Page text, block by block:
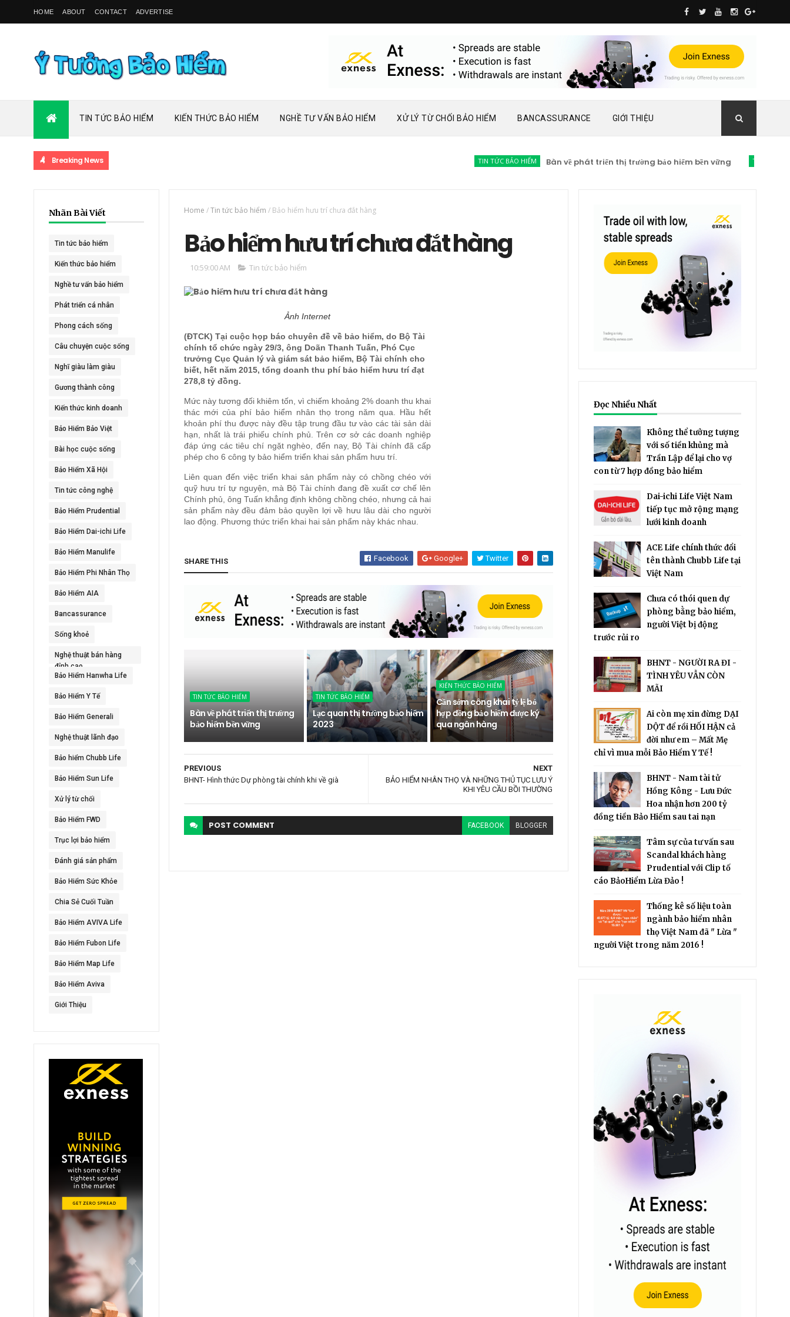
HOME ABOUT CONTACT ADVERTISE
TIN TỨC BẢO HIỂM KIẾN THỨC BẢO HIỂM NGHỀ TƯ VẤN BẢO HIỂM XỬ LÝ TỪ CHỐI BẢO HIỂM BANCASSURANCE GIỚI THIỆU
Breaking News TIN TỨC BẢO HIỂM Bàn về phát triển thị trường bảo hiểm bền vững TIN TỨC BẢO
Nhãn Bài Viết
Tin tức bảo hiểm
Kiến thức bảo hiểm
Nghề tư vấn bảo hiểm
Phát triển cá nhân
Phong cách sống
Câu chuyện cuộc sống
Nghĩ giàu làm giàu
Gương thành công
Kiến thức kinh doanh
Bảo Hiểm Bảo Việt
Bài học cuộc sống
Bảo Hiểm Xã Hội
Tin tức công nghệ
Bảo Hiểm Prudential
Bảo Hiểm Dai-ichi Life
Bảo Hiểm Manulife
Bảo Hiểm Phi Nhân Thọ
Bảo Hiểm AIA
Bancassurance
Sống khoẻ
Nghệ thuật bán hàng
đỉnh cao
Bảo Hiểm Hanwha Life
Bảo Hiểm Y Tế
Bảo Hiểm Generali
Nghệ thuật lãnh đạo
Bảo hiểm Chubb Life
Bảo Hiểm Sun Life
Xử lý từ chối
Bảo Hiểm FWD
Trục lợi bảo hiểm
Đánh giá sản phẩm
Bảo Hiểm Sức Khỏe
Chia Sẻ Cuối Tuần
Bảo Hiểm AVIVA Life
Bảo Hiểm Fubon Life
Bảo Hiểm Map Life
Bảo Hiểm Aviva
Giới Thiệu
Home /Tin tức bảo hiểm / Bảo hiểm hưu trí chưa đắt hàng
Bảo hiểm hưu trí chưa đắt hàng
10:59:00 AM Tin tức bảo hiểm
Ảnh Internet
(ĐTCK) Tại cuộc họp báo chuyên đề về bảo hiểm, do Bộ Tài
chính tổ chức ngày 29/3, ông Doãn Thanh Tuấn, Phó Cục
trưởng Cục Quản lý và giám sát bảo hiểm, Bộ Tài chính cho
biết, hết năm 2015, tổng doanh thu phí bảo hiểm hưu trí đạt
278,8 tỷ đồng.
Mức này tương đối khiêm tốn, vì chiếm khoảng 2% doanh thu khai
thác mới của phí bảo hiểm nhân thọ trong năm qua. Hầu hết
khoản phí thu được này đều tập trung đầu tư vào các tài sản dài
hạn, nhất là trái phiếu chính phủ. Trên cơ sở các doanh nghiệp
đáp ứng các tiêu chí ngặt nghèo, đến nay, Bộ Tài chính đã cấp
phép cho 6 công ty bảo hiểm triển khai sản phẩm hưu trí.
Liên quan đến việc triển khai sản phẩm này có chồng chéo với
quỹ hưu trí tự nguyện, mà Bộ Tài chính đang đề xuất cơ chế lên
Chính phủ, ông Tuấn khẳng định không chồng chéo, nhưng cả hai
sản phẩm này đều đảm bảo quyền lợi về hưu lâu dài cho người
lao động. Phương thức triển khai hai sản phẩm này khác nhau.
SHARE THIS Facebook Google+ Twitter
TIN TỨC BẢO HIỂM
Bàn về phát triển thị trường
bảo hiểm bền vững
TIN TỨC BẢO HIỂM
Lạc quan thị trường bảo hiểm
2023
KIẾN THỨC BẢO HIỂM
Cần sớm công khai tỷ lệ bỏ
hợp đồng bảo hiểm được ký
qua ngân hàng
NEXT
BẢO HIỂM NHÂN THỌ VÀ NHỮNG THỦ TỤC LƯU Ý
KHI YÊU CẦU BỒI THƯỜNG
PREVIOUS
BHNT- Hình thức Dự phòng tài chính khi về già
POST COMMENT FACEBOOK BLOGGER
Đọc Nhiều Nhất
Không thể tưởng tượng
với số tiền khủng mà
Trần Lập để lại cho vợ
con từ 7 hợp đồng bảo hiểm
Dai-ichi Life Việt Nam
tiếp tục mở rộng mạng
lưới kinh doanh
ACE Life chính thức đổi
tên thành Chubb Life tại
Việt Nam
Chưa có thói quen dự
phòng bằng bảo hiểm,
người Việt bị động
trước rủi ro
BHNT - NGƯỜI RA ĐI -
TÌNH YÊU VẪN CÒN
MÃI
Ai còn mẹ xin đừng DẠI
DỘT để rồi HỐI HẬN cả
đời như em – Mất Mẹ
chỉ vì mua mỗi Bảo Hiểm Y Tế !
BHNT - Nam tài tử
Hồng Kông - Lưu Đức
Hoa nhận hơn 200 tỷ
đồng tiền Bảo Hiểm sau tai nạn
Tâm sự của tư vấn sau
Scandal khách hàng
Prudential với Clip tố
cáo BảoHiểm Lừa Đảo !
Thống kê số liệu toàn
ngành bảo hiểm nhân
thọ Việt Nam đã " Lừa "
người Việt trong năm 2016 !